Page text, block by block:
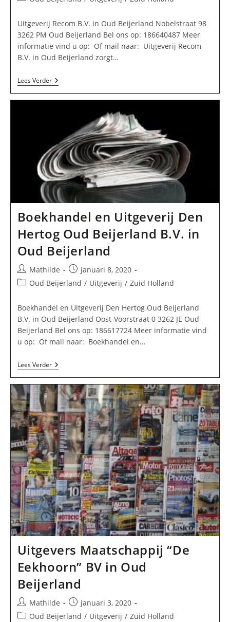
Uitgeverij Recom B.V. in Oud Beijerland Nobelstraat 98
3262 PM Oud Beijerland Bel ons op: 186640487 Meer
informatie vind u op: Of mail naar: Uitgeverij Recom
B.V. in Oud Beijerland zorgt…
Lees VerderUitgeverij
Recom
B.V.
Boekhandel en Uitgeverij Den
Hertog Oud Beijerland B.V. in
Oud Beijerland
Bericht
auteur:
Mathilde
Bericht
gepubliceerd
januari 8, 2020
Berichtcategorie:
Oud Beijerland / Uitgeverij / Zuid Holland
Boekhandel en Uitgeverij Den Hertog Oud Beijerland
B.V. in Oud Beijerland Oost-Voorstraat 0 3262 JE Oud
Beijerland Bel ons op: 186617724 Meer informatie vind
u op: Of mail naar: Boekhandel en…
Lees VerderBoekhandel
En
Den
Hertog
Oud
Beijerland
B.V.
In
Oud
Beijerland
Uitgevers Maatschappij “De
Eekhoorn” BV in Oud
Beijerland
Bericht
auteur:
Mathilde
Bericht
gepubliceerd
januari 3, 2020
Berichtcategorie:
Oud Beijerland / Uitgeverij / Zuid Holland